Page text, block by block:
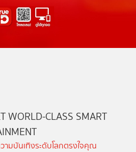
WORLD-CLASS SMART
มบันเทิงระดับโลกตรงใจคุณ